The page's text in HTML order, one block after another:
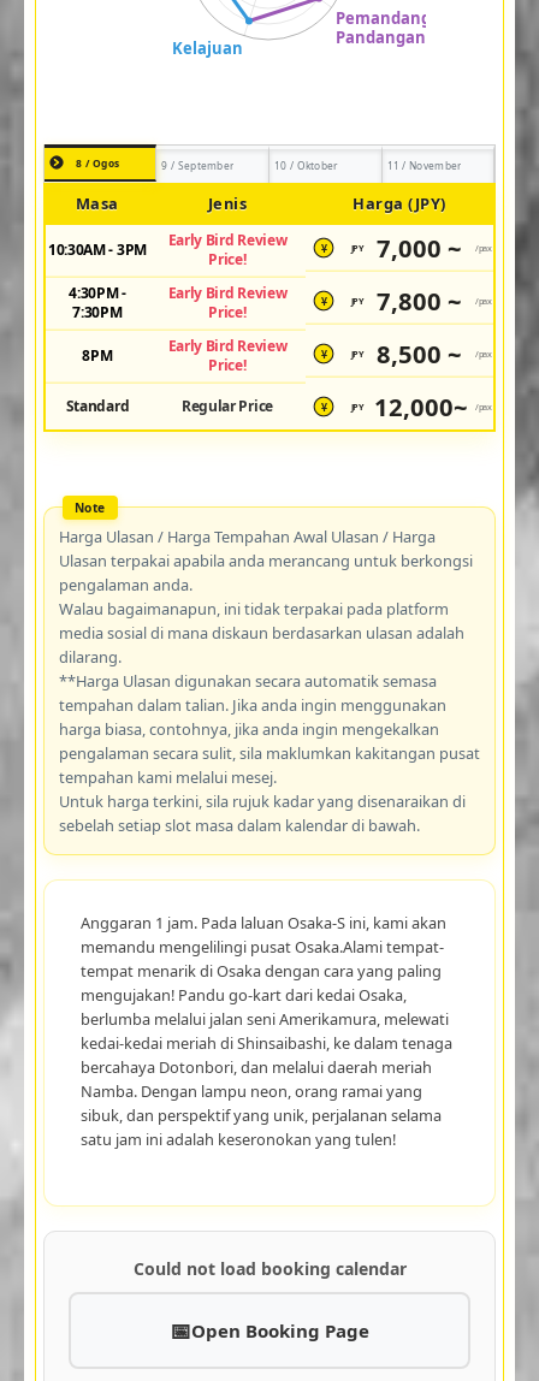
8 / Ogos 9 / September 10 / Oktober 11 / November
Masa Jenis Harga (JPY)
10:30AM - 3PM
Early Bird Review
Price!
¥ JPY 7,000 ~ /pax
4:30PM -
7:30PM
Early Bird Review
Price!
¥ JPY 7,800 ~ /pax
8PM
Early Bird Review
Price!
¥ JPY 8,500 ~ /pax
Standard Regular Price ¥ JPY 12,000~ /pax
Harga Ulasan / Harga Tempahan Awal Ulasan / Harga
Ulasan terpakai apabila anda merancang untuk berkongsi
pengalaman anda.
Walau bagaimanapun, ini tidak terpakai pada platform
media sosial di mana diskaun berdasarkan ulasan adalah
dilarang.
**Harga Ulasan digunakan secara automatik semasa
tempahan dalam talian. Jika anda ingin menggunakan
harga biasa, contohnya, jika anda ingin mengekalkan
pengalaman secara sulit, sila maklumkan kakitangan pusat
tempahan kami melalui mesej.
Untuk harga terkini, sila rujuk kadar yang disenaraikan di
sebelah setiap slot masa dalam kalendar di bawah.
Anggaran 1 jam. Pada laluan Osaka-S ini, kami akan
memandu mengelilingi pusat Osaka.Alami tempat-
tempat menarik di Osaka dengan cara yang paling
mengujakan! Pandu go-kart dari kedai Osaka,
berlumba melalui jalan seni Amerikamura, melewati
kedai-kedai meriah di Shinsaibashi, ke dalam tenaga
bercahaya Dotonbori, dan melalui daerah meriah
Namba. Dengan lampu neon, orang ramai yang
sibuk, dan perspektif yang unik, perjalanan selama
satu jam ini adalah keseronokan yang tulen!
Could not load booking calendar
Open Booking Page